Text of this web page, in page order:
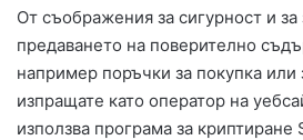
От съображения за сигурност и за
предаването на поверително
например поръчки за покупка или
изпращате като оператор на
използва програма за